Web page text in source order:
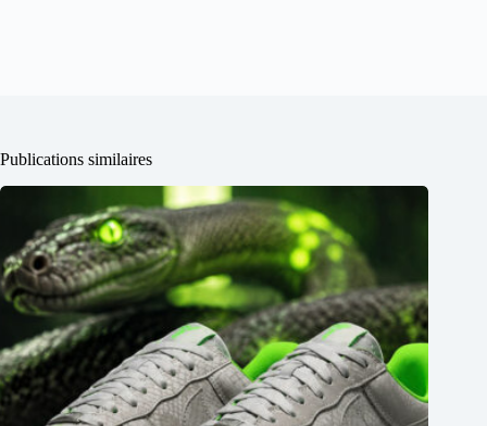
Publications similaires